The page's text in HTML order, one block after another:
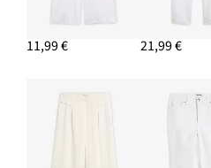
11,99 € 21,99 €